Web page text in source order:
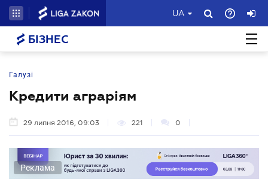
UA
БІЗНЕС
Галузі
Кредити аграріям
29 липня 2016, 09:03 221 0
Реклама